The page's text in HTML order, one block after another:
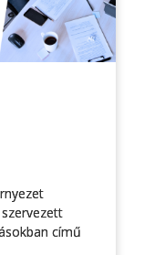
című